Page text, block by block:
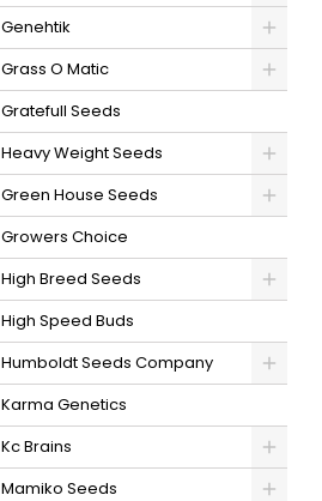
Genehtik
Grass O Matic
Gratefull Seeds
Heavy Weight Seeds
Green House Seeds
Growers Choice
High Breed Seeds
High Speed Buds
Humboldt Seeds Company
Karma Genetics
Kc Brains
Mamiko Seeds